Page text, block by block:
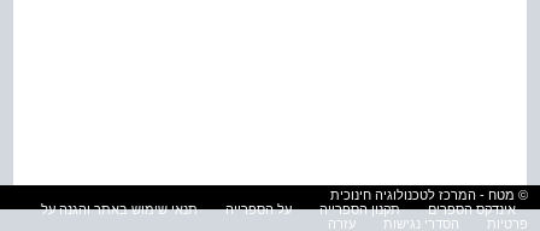
© מטח - המרכז לטכנולוגיה חינוכית
אינדקס הספרים
תקנון הספרייה על הספרייה
תנאי שימוש באתר והגנה על
פרטיות
הסדרי נגישות עזרה